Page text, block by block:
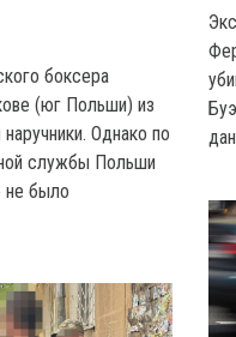
боксера
(юг Польши) из
Однако по
службы Польши
не было